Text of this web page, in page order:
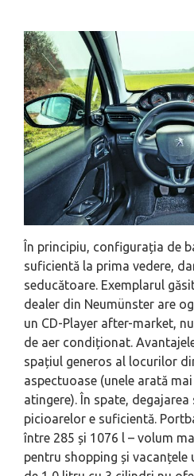
În principiu, configurația de
suficientă la prima vedere,
seducătoare. Exemplarul
dealer din Neumünster are
un CD-Player after-market,
de aer condiționat.
spațiul generos al locurilor
aspectuoase (unele arată
atingere). În spate,
picioarelor e suficientă.
între 285 și 1076 l – volum
pentru shopping și vacanțele